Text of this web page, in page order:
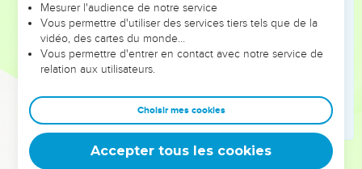
de nuit, vint aussi. Il apportait un mélange d'environ 30 kilos
de myrrhe et d'aloès.
Ils prirent donc le corps de Jésus et l'enveloppèrent de
bandelettes, avec les aromates, comme c'est la coutume
d'ensevelir chez les Juifs.
Or, il y avait un jardin à l'endroit où Jésus avait été crucifié,
et dans le jardin un tombeau neuf où personne encore
n'avait été mis.
Mesurer l'audience de notre service
Vous permettre d'utiliser des services tiers tels que de la
vidéo, des cartes du monde…
Vous permettre d'entrer en contact avec notre service de
relation aux utilisateurs.
Choisir mes cookies
Accepter tous les cookies